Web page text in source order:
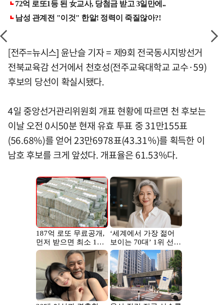
[전주=뉴시스] 윤난슬 기자 = 제9회 전국동시지방선거
전북교육감 선거에서 천호성(전주교육대학교 교수·59)
후보의 당선이 확실시됐다.
4일 중앙선거관리위원회 개표 현황에 따르면 천 후보는
이날 오전 0시50분 현재 유효 투표 중 31만155표
(56.68%)를 얻어 23만6978표(43.31％)를 획득한 이
남호 후보를 크게 앞섰다. 개표율은 61.53%다.